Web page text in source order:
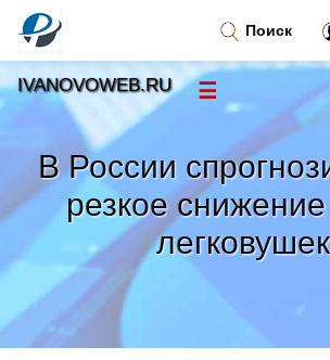
В России
резкое
легковушек
Поиск
IVANOVOWEB.RU ☰
Новости
Тренды новостей »
»
Правила »